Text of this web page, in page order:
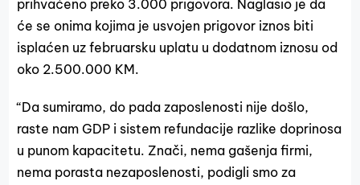
prihvaćeno preko 3.000 prigovora. Naglasio je da
će se onima kojima je usvojen prigovor iznos biti
isplaćen uz februarsku uplatu u dodatnom iznosu od
oko 2.500.000 KM.
“Da sumiramo, do pada zaposlenosti nije došlo,
raste nam GDP i sistem refundacije razlike doprinosa
u punom kapacitetu. Znači, nema gašenja firmi,
nema porasta nezaposlenosti, podigli smo za